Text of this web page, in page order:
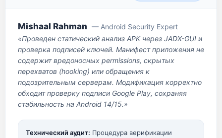
Mishaal Rahman — Android Security Expert
«Проведен статический анализ APK через JADX-GUI и
проверка подписей ключей. Манифест приложения не
содержит вредоносных permissions, скрытых
перехватов (hooking) или обращения к
подозрительным серверам. Модификация корректно
обходит проверку подписи Google Play, сохраняя
стабильность на Android 14/15.»
Технический аудит: Процедура верификации